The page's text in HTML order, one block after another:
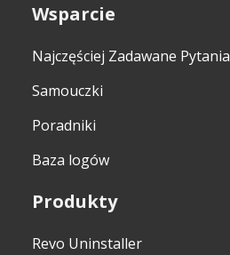
Wsparcie
Najczęściej Zadawane Pytania
Samouczki
Poradniki
Baza logów
Produkty
Revo Uninstaller